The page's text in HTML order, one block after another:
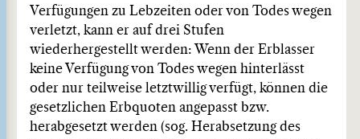
Verfügungen zu Lebzeiten oder von Todes wegen
verletzt, kann er auf drei Stufen
wiederhergestellt werden: Wenn der Erblasser
keine Verfügung von Todes wegen hinterlässt
oder nur teilweise letztwillig verfügt, können die
gesetzlichen Erbquoten angepasst bzw.
herabgesetzt werden (sog. Herabsetzung des